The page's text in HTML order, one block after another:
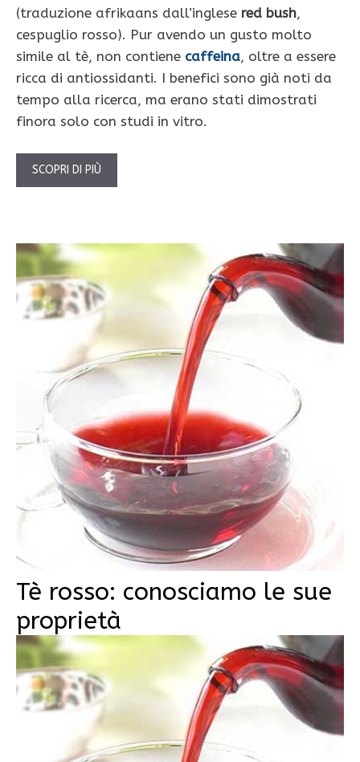
(traduzione afrikaans dall’inglese red bush,
cespuglio rosso). Pur avendo un gusto molto
simile al tè, non contiene caffeina, oltre a essere
ricca di antiossidanti. I benefici sono già noti da
tempo alla ricerca, ma erano stati dimostrati
finora solo con studi in vitro.
SCOPRI DI PIÙ
Tè rosso: conosciamo le sue
proprietà